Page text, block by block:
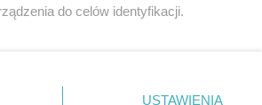
do celów identyfikacji.
przycisk ustawień prywatności
USTAWIENIA